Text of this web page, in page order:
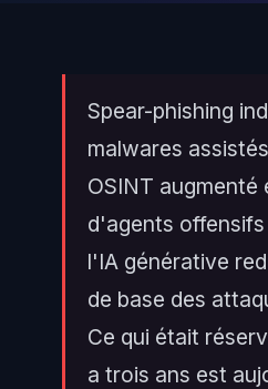
Spear-phishing
malwares
OSINT augmenté
d'agents
l'IA générative
de base des
Ce qui était
a trois ans est